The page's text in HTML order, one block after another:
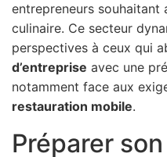
entrepreneurs souhaitant
culinaire. Ce secteur
perspectives à ceux qui
d’entreprise avec une
notamment face aux
restauration mobile.
Préparer